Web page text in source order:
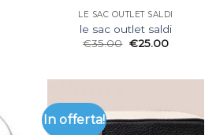
LE SAC OUTLET SALDI
le sac outlet saldi
€35.00 €25.00
In offerta!